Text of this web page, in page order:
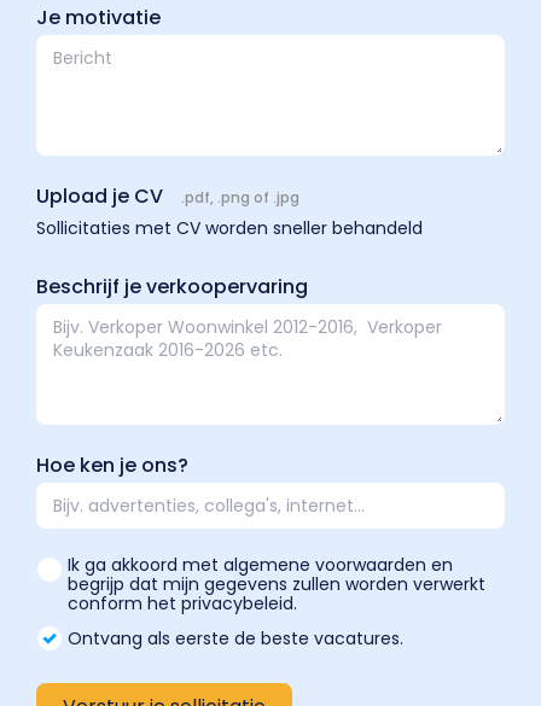
Je motivatie
Upload je CV .pdf, .png of .jpg
Sollicitaties met CV worden sneller behandeld
Beschrijf je verkoopervaring
Hoe ken je ons?
Ik ga akkoord met algemene voorwaarden en
begrijp dat mijn gegevens zullen worden verwerkt
conform het privacybeleid.
Ontvang als eerste de beste vacatures.